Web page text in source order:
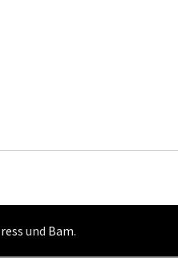
und Bam.